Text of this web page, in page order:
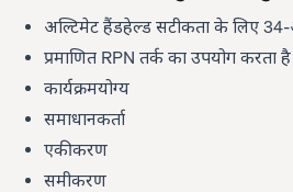
अल्टिमेट हैंडहेल्ड सटीकता के लिए
प्रमाणित RPN तर्क का उपयोग करता है
कार्यक्रमयोग्य
समाधानकर्ता
एकीकरण
समीकरण